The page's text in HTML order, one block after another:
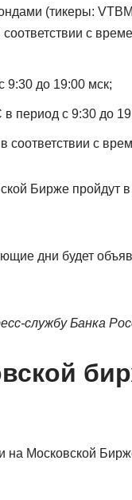
(тикеры:
с
до 19:00 мск;
период с 9:30 до
с
Бирже пройдут
дни будет
службу Банка
на Московской